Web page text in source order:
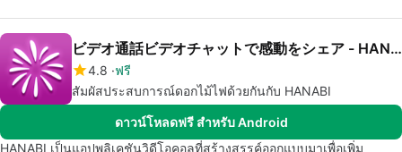
ビデオ通話ビデオチャットで感動をシェア - HANABI
4.8 ฟรี
สัมผัสประสบการณ์ดอกไม้ไฟด้วยกันกับ HANABI
ดาวน์โหลดฟรี สำหรับ Android
HANABI เป็นแอปพลิเคชันวิดีโอคอลที่สร้างสรรค์ออกแบบมาเพื่อเพิ่ม